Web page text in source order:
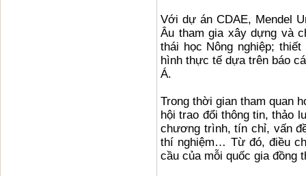
Với dự án CDAE, Mendel
Âu tham gia xây dựng và
thái học Nông nghiệp;
hình thực tế dựa trên báo
Á.
Trong thời gian tham quan
hội trao đổi thông tin, thảo
chương trình, tín chỉ, vấn
thí nghiệm… Từ đó, điều
cầu của mỗi quốc gia đồng